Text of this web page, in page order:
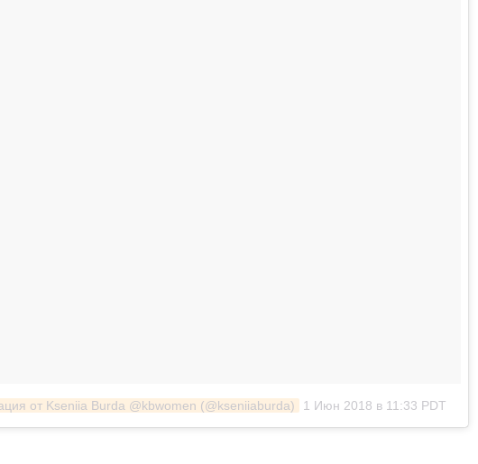
от Kseniia Burda @kbwomen (@kseniiaburda) 1 Июн 2018 в 11:33 PDT